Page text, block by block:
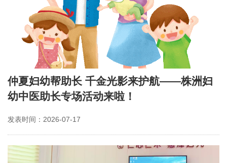
仲夏妇幼帮助长 千金光影来护航——株洲妇
幼中医助长专场活动来啦！
发表时间：2026-07-17